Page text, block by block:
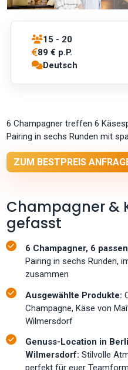
15 - 20
89 € p.P.
Deutsch
6 Champagner treffen 6
Pairing in sechs Runden mit
ZUM BESTPREIS
Champagner &
gefasst
6 Champagner, 6
Pairing in sechs Runden,
zusammen
Ausgewählte Produkte:
Champagne, Käse von
Wilmersdorf
Genuss-Location in
Wilmersdorf: Stilvolle
perfekt für euer